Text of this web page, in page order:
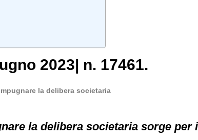
2023| n. 17461.
la delibera societaria
la delibera societaria sorge per